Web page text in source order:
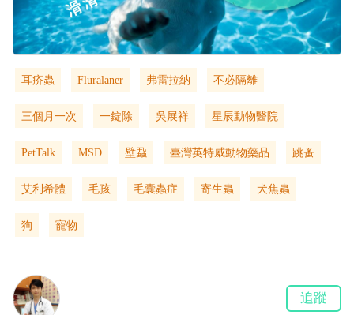
耳疥蟲 Fluralaner 弗雷拉納 不必隔離
三個月一次 一錠除 吳展祥 星辰動物醫院
PetTalk MSD 壁蝨 臺灣英特威動物藥品 跳蚤
艾利希體 毛孩 毛囊蟲症 寄生蟲 犬焦蟲
狗 寵物
追蹤